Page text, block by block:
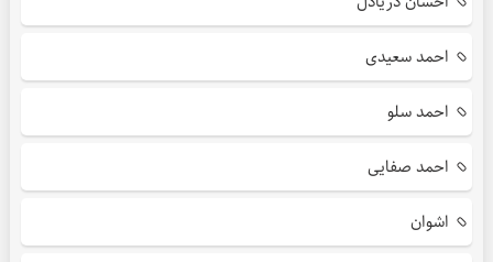
احمد سعیدی
احمد سلو
احمد صفایی
اشوان